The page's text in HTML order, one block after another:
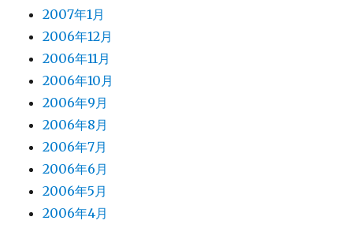
2007年1月
2006年12月
2006年11月
2006年10月
2006年9月
2006年8月
2006年7月
2006年6月
2006年5月
2006年4月